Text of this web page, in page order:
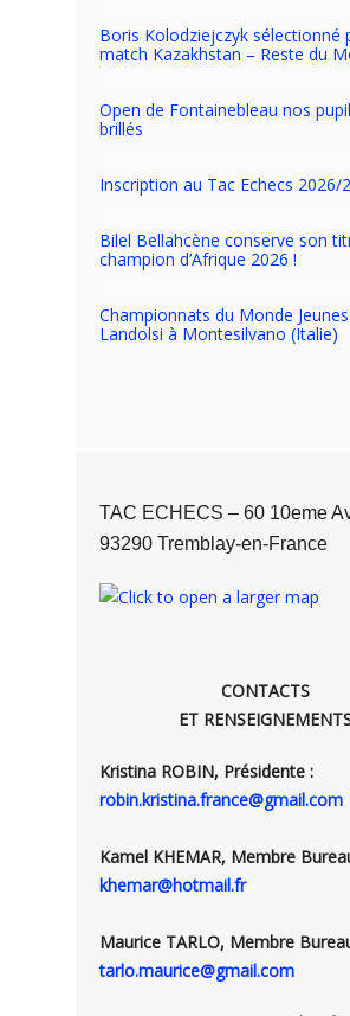
Boris Kolodziejczyk sélectionné
match Kazakhstan – Reste du
Open de Fontainebleau nos
brillés
Inscription au Tac Echecs 2026/
Bilel Bellahcène conserve son
champion d’Afrique 2026 !
Championnats du Monde
Landolsi à Montesilvano (Italie)
TAC ECHECS – 60 10eme
93290 Tremblay-en-France
CONTACTS
ET
Kristina ROBIN, Présidente :
robin.kristina.france@gmail.com
Kamel KHEMAR, Membre
khemar@hotmail.fr
Maurice TARLO, Membre
tarlo.maurice@gmail.com